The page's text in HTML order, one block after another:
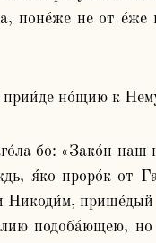
не от е́же
прии́де но́щию к
бо: «Зако́н
я́ко проро́к от
Никоди́м,
подоба́ющею,